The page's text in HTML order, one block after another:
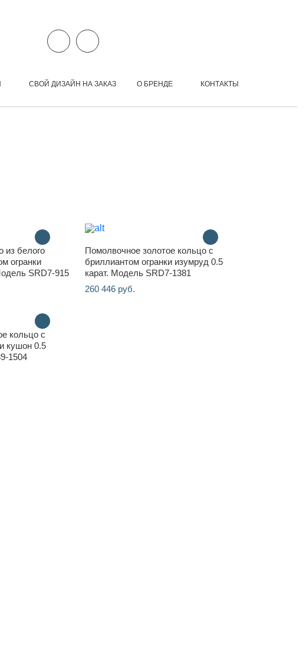
СВОЙ ДИЗАЙН НА ЗАКАЗ О БРЕНДЕ КОНТАКТЫ
из белого
огранки
SRD7-915
Помолвочное золотое кольцо с
бриллиантом огранки изумруд 0.5
карат. Модель SRD7-1381
260 446 руб.
кольцо с
кушон 0.5
1504